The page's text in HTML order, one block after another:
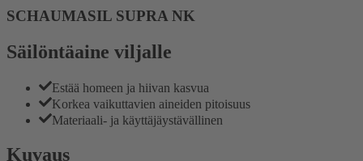
SCHAUMASIL SUPRA NK
Säilöntäaine viljalle
Estää homeen ja hiivan kasvua
Korkea vaikuttavien aineiden pitoisuus
Materiaali- ja käyttäjäystävällinen
Kuvaus